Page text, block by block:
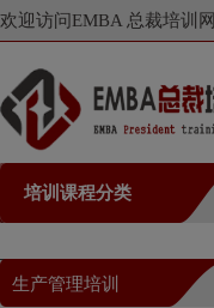
欢迎访问EMBA 总裁培训网
培训课程分类
生产管理培训